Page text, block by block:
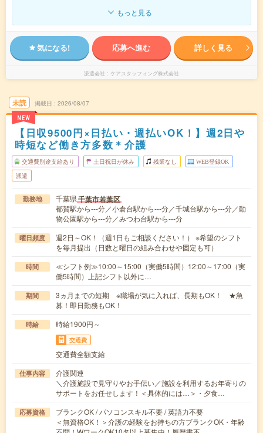
もっと見る
気になる! 応募へ進む 詳しく見る
派遣会社 ケアスタッフィング株式会社
未読
NEW
掲載日 2026/08/07
【日収9500円×日払い・週払いOK！】週2日や
時短など働き方多数＊介護
交通費別途支給あり 土日祝日が休み 残業なし WEB登録OK
派遣
勤務地 千葉県千葉市若葉区
都賀駅から---分／小倉台駅から---分／千城台駅から---分／動
物公園駅から---分／みつわ台駅から---分
曜日頻度
週2日～OK！（週1日もご相談ください！） ※希望のシフト
を毎月提出（日数と曜日の組み合わせや固定も可）
時間
≪シフト例≫10:00～15:00（実働5時間）12:00～17:00（実
働5時間）上記シフト以外に…
期間
3ヵ月までの短期 ※職場が気に入れば、長期もOK！ ★急
募！即日勤務もOK！
時給 時給1900円～
交通費
交通費全額支給
仕事内容
介護関連
＼介護施設で見守りやお手伝い／施設を利用するお年寄りの
サポートをお任せします！＜具体的には…＞・夕食…
応募資格
ブランクOK / パソコンスキル不要 / 英語力不要
＜無資格OK！＞介護の経験をお持ちの方ブランクOK・年齢